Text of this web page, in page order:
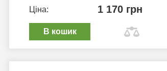
Ціна: 1 170 грн
В кошик